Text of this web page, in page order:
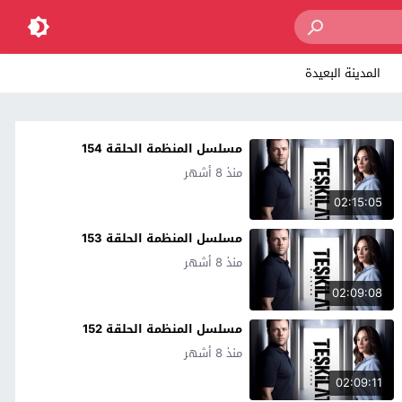
المدينة البعيدة
02:15:05
مسلسل المنظمة الحلقة 154
منذ 8 أشهر
02:09:08
مسلسل المنظمة الحلقة 153
منذ 8 أشهر
02:09:11
مسلسل المنظمة الحلقة 152
منذ 8 أشهر